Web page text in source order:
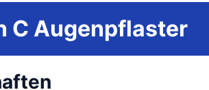
C Augenpflaster